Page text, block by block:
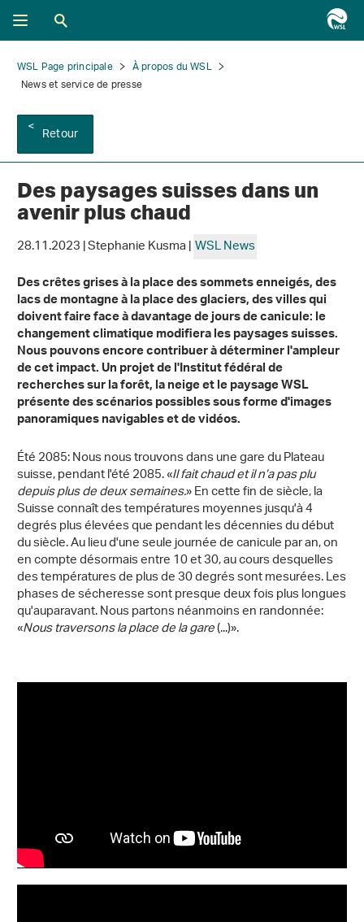
WSL Page principale
À propos du WSL
News et service de presse
Retour
Des paysages suisses dans un
avenir plus chaud
28.11.2023 | Stephanie Kusma |WSL News
Des crêtes grises à la place des sommets enneigés, des
lacs de montagne à la place des glaciers, des villes qui
doivent faire face à davantage de jours de canicule: le
changement climatique modifiera les paysages suisses.
Nous pouvons encore contribuer à déterminer l'ampleur
de cet impact. Un projet de l'Institut fédéral de
recherches sur la forêt, la neige et le paysage WSL
présente des scénarios possibles sous forme d'images
panoramiques navigables et de vidéos.
Été 2085: Nous nous trouvons dans une gare du Plateau
suisse, pendant l'été 2085. «Il fait chaud et il n’a pas plu
depuis plus de deux semaines.» En cette fin de siècle, la
Suisse connaît des températures moyennes jusqu'à 4
degrés plus élevées que pendant les décennies du début
du siècle. Au lieu d'une seule journée de canicule par an, on
en compte désormais entre 10 et 30, au cours desquelles
des températures de plus de 30 degrés sont mesurées. Les
phases de sécheresse sont presque deux fois plus longues
qu'auparavant. Nous partons néanmoins en randonnée:
«Nous traversons la place de la gare(...)».